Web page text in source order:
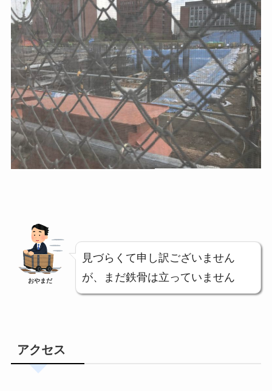
おやまだ
見づらくて申し訳ございません
が、まだ鉄骨は立っていません
アクセス